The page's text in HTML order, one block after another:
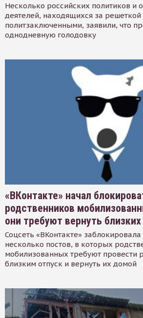
Несколько российских политиков и
деятелей, находящихся за
политзаключенными, заявили, что
однодневную голодовку
«ВКонтакте» начал
родственников
они требуют вернуть
Соцсеть «ВКонтакте»
несколько постов, в которых
мобилизованных требуют провести
близким отпуск и вернуть их домой